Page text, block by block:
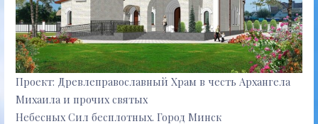
Проект: Древлеправославный Храм в честь Архангела
Михаила и прочих святых
Небесных Сил бесплотных. Город Минск